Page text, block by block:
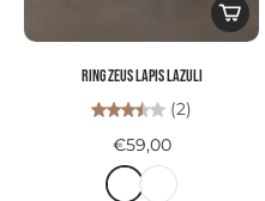
Ring ZEUS LAPIS LAZULI
(2)
€59,00